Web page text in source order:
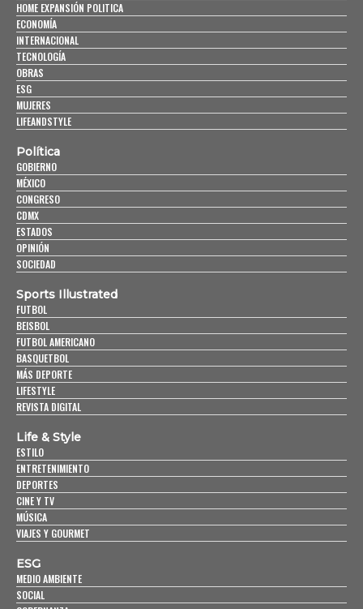
HOME EXPANSIÓN POLITICA
ECONOMÍA
INTERNACIONAL
TECNOLOGÍA
OBRAS
ESG
MUJERES
LIFEANDSTYLE
Política
GOBIERNO
MÉXICO
CONGRESO
CDMX
ESTADOS
OPINIÓN
SOCIEDAD
Sports Illustrated
FUTBOL
BEISBOL
FUTBOL AMERICANO
BASQUETBOL
MÁS DEPORTE
LIFESTYLE
REVISTA DIGITAL
Life & Style
ESTILO
ENTRETENIMIENTO
DEPORTES
CINE Y TV
MÚSICA
VIAJES Y GOURMET
ESG
MEDIO AMBIENTE
SOCIAL